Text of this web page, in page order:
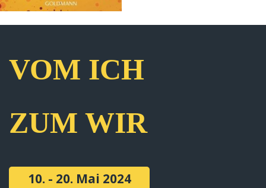
VOM ICH
ZUM WIR
10. - 20. Mai 2024